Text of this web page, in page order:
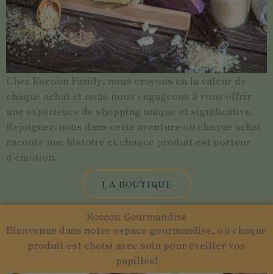
Chez Kocoon Family, nous croyons en la valeur de
chaque achat et nous nous engageons à vous offrir
une expérience de shopping unique et significative.
Rejoignez-nous dans cette aventure où chaque achat
raconte une histoire et chaque produit est porteur
d’émotion.
LA BOUTIQUE
Kocoon Gourmandise
Bienvenue dans notre espace gourmandise, où chaque
produit est choisi avec soin pour éveiller vos
papilles!